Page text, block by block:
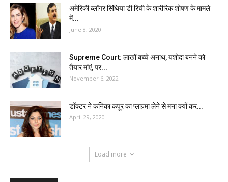
अमेरिकी ब्लॉगर सिंथिया डी रिची के शारीरिक शोषण के मामले
में...
June 8, 2020
Supreme Court: लाखों बच्चे अनाथ, यशोदा बनने को
तैयार मांएं, पर...
November 6, 2022
डॉक्टर ने कनिका कपूर का प्लाज़्मा लेने से मना क्यों कर...
April 29, 2020
Load more